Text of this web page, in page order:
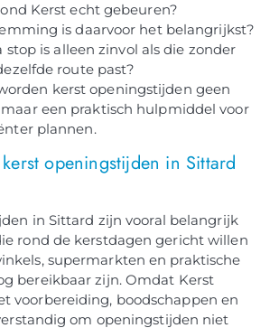
Kerst echt gebeuren?
is daarvoor het belangrijkst?
stop is alleen zinvol als die zonder
route past?
kerst openingstijden geen
een praktisch hulpmiddel voor
plannen.
openingstijden in Sittard
in Sittard zijn vooral belangrijk
rond de kerstdagen gericht willen
supermarkten en praktische
bereikbaar zijn. Omdat Kerst
voorbereiding, boodschappen en
om openingstijden niet